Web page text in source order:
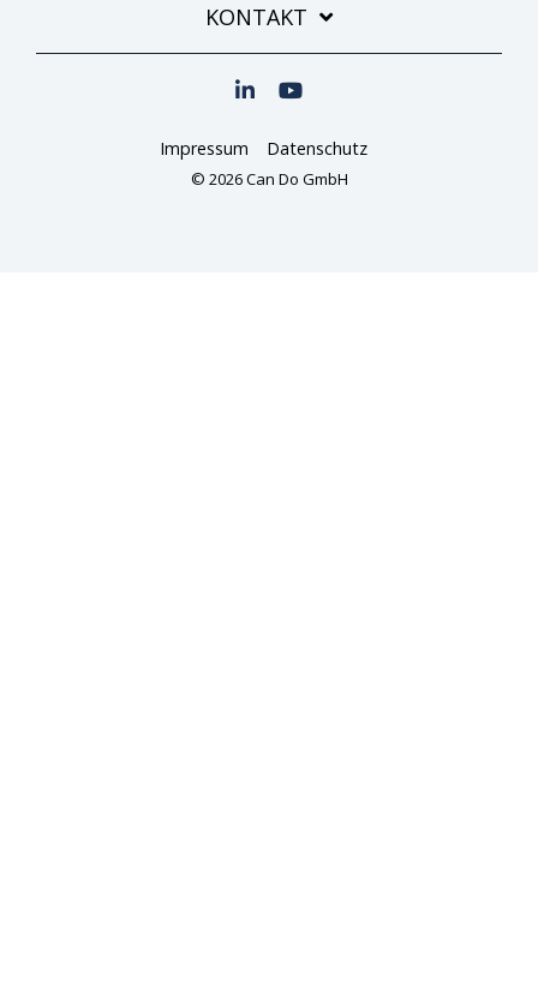
KONTAKT
Impressum Datenschutz
© 2026 Can Do GmbH